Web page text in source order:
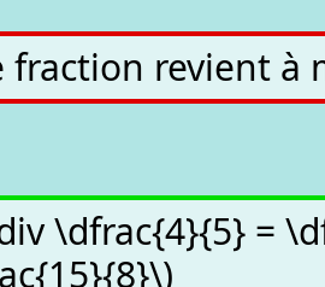
fraction revient à
\dfrac{4}{5} =